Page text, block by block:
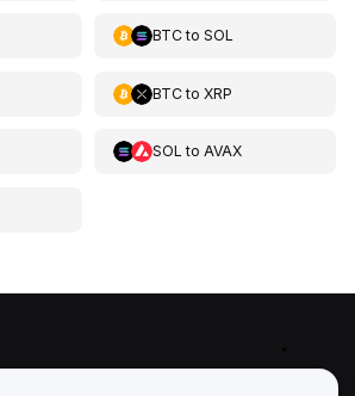
BTCto SOL
BTCto XRP
SOL to AVAX